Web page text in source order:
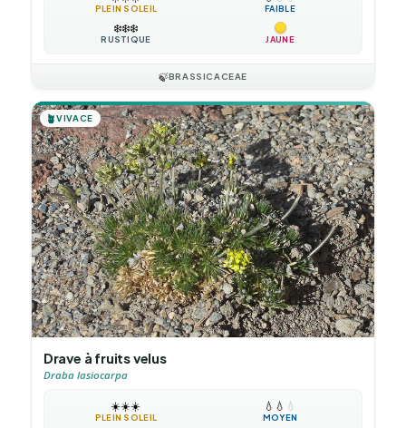
PLEIN SOLEIL FAIBLE
❄️❄️❄️
RUSTIQUE JAUNE
🍃BRASSICACEAE
🪴VIVACE
Drave à fruits velus
Draba lasiocarpa
☀️☀️☀️
PLEIN SOLEIL
💧 💧 💧
MOYEN